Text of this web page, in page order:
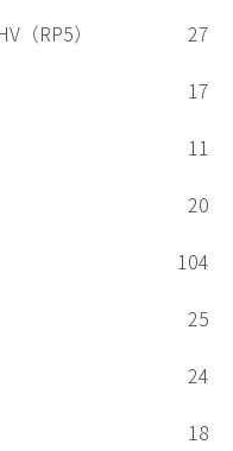
（RP5）
27
17
11
20
104
25
24
18